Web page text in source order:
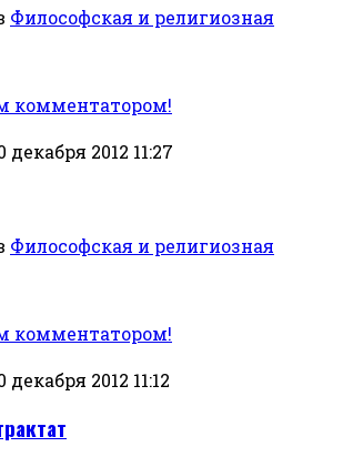
Философская и религиозная
комментатором!
2012 11:27
Философская и религиозная
комментатором!
2012 11:12